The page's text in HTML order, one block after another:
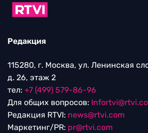
Редакция
115280, г. Москва, ул. Ленинская
д. 26, этаж 2
тел: +7 (499) 579-86-96
Для общих вопросов:
Редакция RTVI: news@rtvi.com
Маркетинг/PR: pr@rtvi.com